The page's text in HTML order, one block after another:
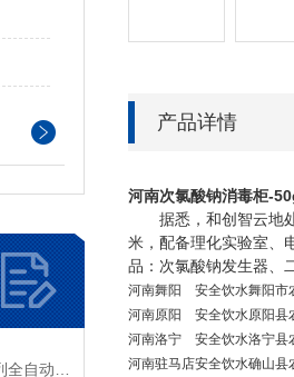
产品详情
河南次氯酸钠消毒柜-
据悉，和创智云地处
米，配备理化实验室、
品：次氯酸钠发生器、
河南舞阳 安全饮水舞阳市
河南原阳 安全饮水原阳县
河南洛宁 安全饮水洛宁县
河南驻马店安全饮水确山县